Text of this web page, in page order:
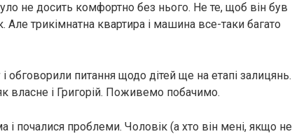
не досить комфортно без нього. Не те, щоб він був
трикімнатна квартира і машина все-таки багато
обговорили питання щодо дітей ще на етапі залицянь.
власне і Григорій. Поживемо побачимо.
і почалися проблеми. Чоловік (а хто він мені, якщо не